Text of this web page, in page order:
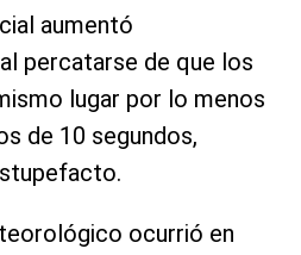
aumentó
percatarse de que los
lugar por lo menos
de 10 segundos,
ocurrió en